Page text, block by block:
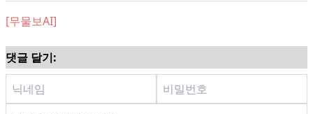
[무물보AI]
댓글 달기: